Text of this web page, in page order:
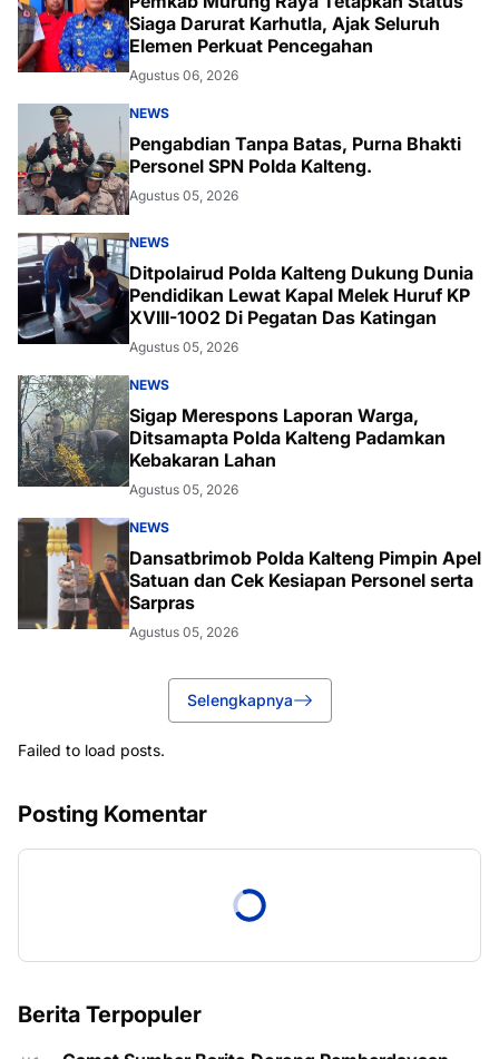
Siaga Darurat Karhutla, Ajak Seluruh
Elemen Perkuat Pencegahan
Agustus 06, 2026
NEWS
Pengabdian Tanpa Batas, Purna Bhakti
Personel SPN Polda Kalteng.
Agustus 05, 2026
NEWS
Ditpolairud Polda Kalteng Dukung Dunia
Pendidikan Lewat Kapal Melek Huruf KP
XVIII-1002 Di Pegatan Das Katingan
Agustus 05, 2026
NEWS
Sigap Merespons Laporan Warga,
Ditsamapta Polda Kalteng Padamkan
Kebakaran Lahan
Agustus 05, 2026
NEWS
Dansatbrimob Polda Kalteng Pimpin Apel
Satuan dan Cek Kesiapan Personel serta
Sarpras
Agustus 05, 2026
Selengkapnya
Failed to load posts.
Posting Komentar
Berita Terpopuler